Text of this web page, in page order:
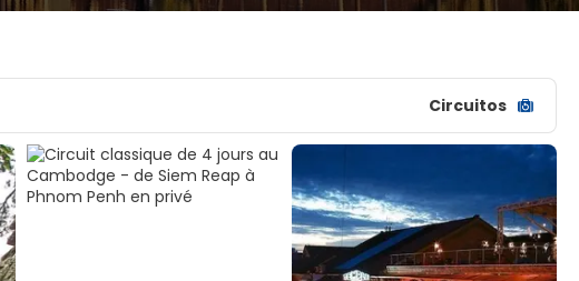
Circuitos